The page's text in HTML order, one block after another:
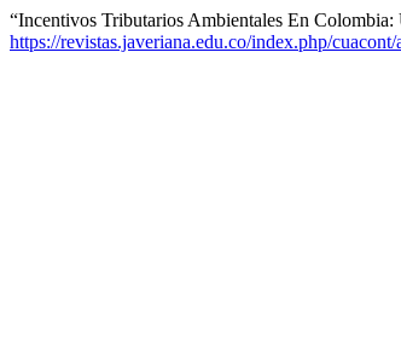
“Incentivos Tributarios Ambientales En
https://revistas.javeriana.edu.co/index.php/